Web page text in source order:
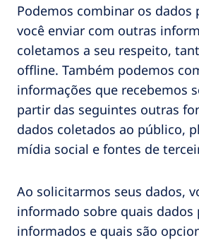
Podemos combinar os dados
você enviar com outras
coletamos a seu respeito,
offline. Também podemos
informações que recebemos
partir das seguintes outras
dados coletados ao público,
mídia social e fontes de
Ao solicitarmos seus dados,
informado sobre quais dados
informados e quais são